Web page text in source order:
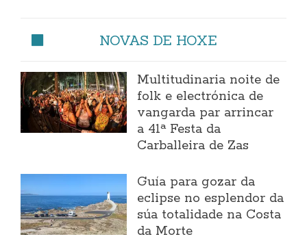
NOVAS DE HOXE
Multitudinaria noite de
folk e electrónica de
vangarda par arrincar
a 41ª Festa da
Carballeira de Zas
Guía para gozar da
eclipse no esplendor da
súa totalidade na Costa
da Morte